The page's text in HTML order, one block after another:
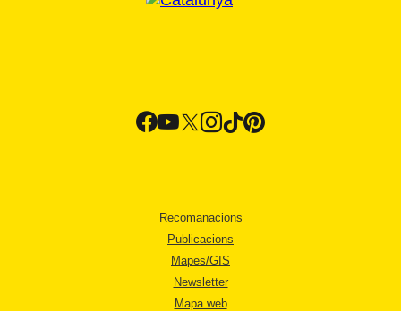
Recomanacions
Publicacions
Mapes/GIS
Newsletter
Mapa web